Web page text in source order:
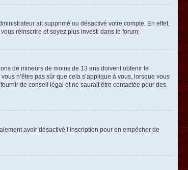
ait supprimé ou désactivé votre compte. En effet,
réinscrire et soyez plus investi dans le forum.
de mineurs de moins de 13 ans doivent obtenir le
n’êtes pas sûr que cela s’applique à vous, lorsque vous
de conseil légal et ne saurait être contactée pour des
avoir désactivé l’inscription pour en empêcher de